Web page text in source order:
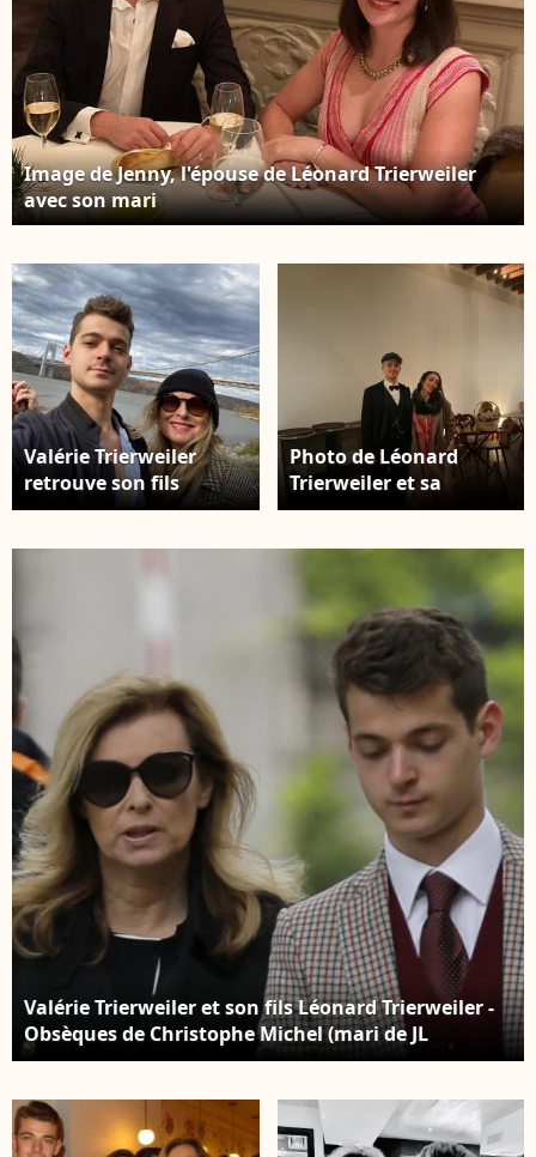
Image de Jenny, l'épouse de Léonard Trierweiler
avec son mari
Valérie Trierweiler
retrouve son fils
Léonard et son épouse
Photo de Léonard
Trierweiler et sa
femme Jenny à New
Valérie Trierweiler et son fils Léonard Trierweiler -
Obsèques de Christophe Michel (mari de JL
Romero) au crématorium du cimetière du Père